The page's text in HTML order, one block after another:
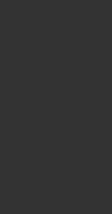
allem